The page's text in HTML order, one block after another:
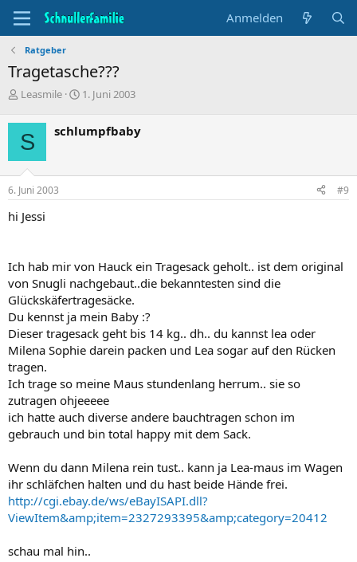
Anmelden
Ratgeber
Tragetasche???
T
e
m
e
n
s
t
r
r
Leasmile
B
i
d
1. Juni 2003
S schlumpfbaby
6. Juni 2003 #9
hi Jessi
Ich hab mir von Hauck ein Tragesack geholt.. ist dem original
von Snugli nachgebaut..die bekanntesten sind die
Glückskäfertragesäcke.
Du kennst ja mein Baby :?
Dieser tragesack geht bis 14 kg.. dh.. du kannst lea oder
Milena Sophie darein packen und Lea sogar auf den Rücken
tragen.
Ich trage so meine Maus stundenlang herrum.. sie so
zutragen ohjeeeee
ich hatte auch diverse andere bauchtragen schon im
gebrauch und bin total happy mit dem Sack.
Wenn du dann Milena rein tust.. kann ja Lea-maus im Wagen
ihr schläfchen halten und du hast beide Hände frei.
http://cgi.ebay.de/ws/eBayISAPI.dll?
ViewItem&amp;item=2327293395&amp;category=20412
schau mal hin..